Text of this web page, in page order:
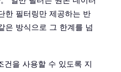
한 필터링만 제공하는 반
은 방식으로 그 한계를 넘
건을 사용할 수 있도록 지